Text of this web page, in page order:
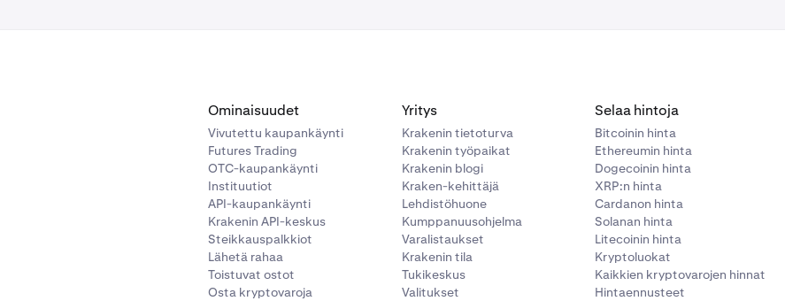
Ominaisuudet
Vivutettu kaupankäynti
Futures Trading
OTC-kaupankäynti
Instituutiot
API-kaupankäynti
Krakenin API-keskus
Steikkauspalkkiot
Lähetä rahaa
Toistuvat ostot
Osta kryptovaroja
Yritys
Krakenin tietoturva
Krakenin työpaikat
Krakenin blogi
Kraken-kehittäjä
Lehdistöhuone
Kumppanuusohjelma
Varalistaukset
Krakenin tila
Tukikeskus
Valitukset
Selaa hintoja
Bitcoinin hinta
Ethereumin hinta
Dogecoinin hinta
XRP:n hinta
Cardanon hinta
Solanan hinta
Litecoinin hinta
Kryptoluokat
Kaikkien kryptovarojen hinnat
Hintaennusteet